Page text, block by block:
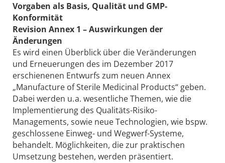
Vorgaben als Basis, Qualität und GMP-
Konformität
Revision Annex 1 – Auswirkungen der
Änderungen
Es wird einen Überblick über die Veränderungen
und Erneuerungen des im Dezember 2017
erschienenen Entwurfs zum neuen Annex
„Manufacture of Sterile Medicinal Products“ geben.
Dabei werden u. a. wesentliche Themen, wie die
Implementierung des Qualitäts-Risiko-
Managements, sowie neue Technologien, wie bspw.
geschlossene Einweg- und Wegwerf-Systeme,
behandelt. Möglichkeiten, die zur praktischen
Umsetzung bestehen, werden präsentiert.